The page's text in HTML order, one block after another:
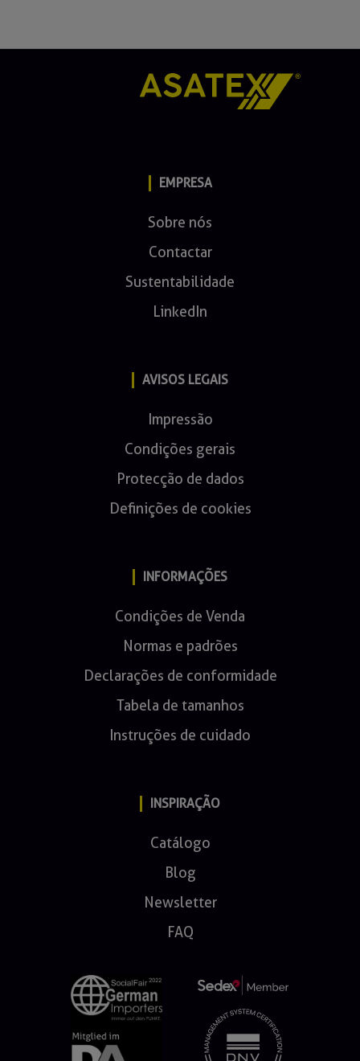
EMPRESA
Sobre nós
Contactar
Sustentabilidade
LinkedIn
AVISOS LEGAIS
Impressão
Condições gerais
Protecção de dados
Definições de cookies
INFORMAÇÕES
Condições de Venda
Normas e padrões
Declarações de conformidade
Tabela de tamanhos
Instruções de cuidado
INSPIRAÇÃO
Catálogo
Blog
Newsletter
FAQ